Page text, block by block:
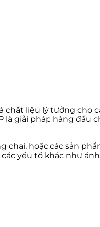
chất liệu lý tưởng cho
giải pháp hàng đầu
hoặc các sản
yếu tố khác như